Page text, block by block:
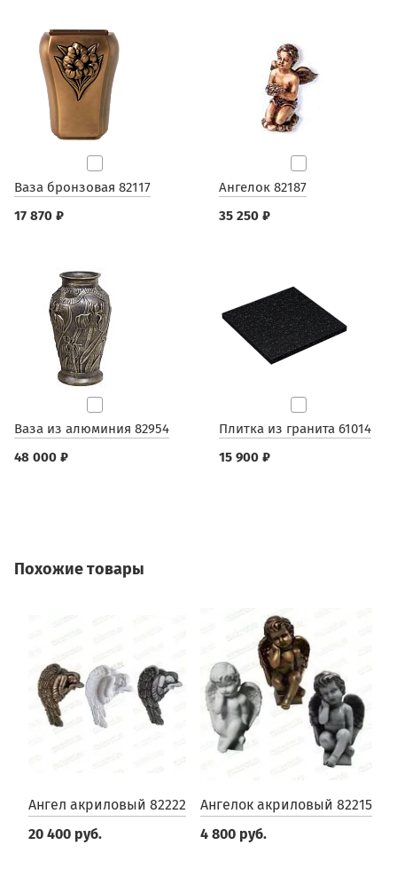
Ваза бронзовая 82117
17 870 ₽
Ангелок 82187
35 250 ₽
Ваза из алюминия 82954
48 000 ₽
Плитка из гранита 61014
15 900 ₽
Похожие товары
Ангел акриловый 82222
20 400 руб.
Ангелок акриловый 82215
4 800 руб.